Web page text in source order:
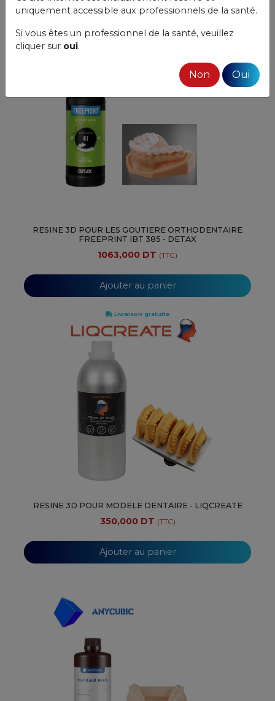
Ajouter au panier
Livraison gratuite
RESINE 3D POUR LES GOUTIERE ORTHODENTAIRE
FREEPRINT IBT 385 - DETAX
1063,000 DT (TTC)
Ajouter au panier
Livraison gratuite
RESINE 3D POUR MODELE DENTAIRE - LIQCREATE
350,000 DT (TTC)
Ajouter au panier
uniquement accessible aux professionnels de la santé.
Si vous êtes un professionnel de la santé, veuillez
cliquer sur oui.
Non Oui